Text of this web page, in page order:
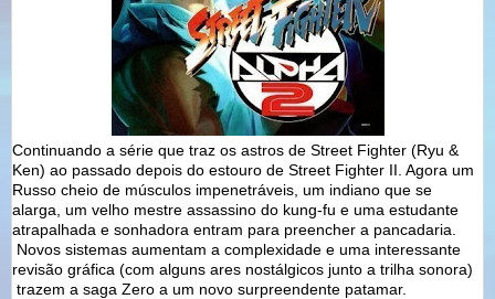
Continuando a série que traz os astros de Street Fighter (Ryu &
Ken) ao passado depois do estouro de Street Fighter II. Agora um
Russo cheio de músculos impenetráveis, um indiano que se
alarga, um velho mestre assassino do kung-fu e uma estudante
atrapalhada e sonhadora entram para preencher a pancadaria.
Novos sistemas aumentam a complexidade e uma interessante
revisão gráfica (com alguns ares nostálgicos junto a trilha sonora)
trazem a saga Zero a um novo surpreendente patamar.